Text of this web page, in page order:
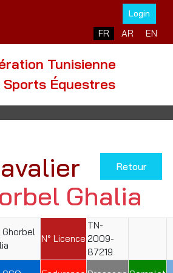
Login
Sélectionnez votre
FR AR EN
Tunisienne
Sports Équestres
Retour
Ghalia
Ghorbel
N° Licence
TN-
2009-
87219